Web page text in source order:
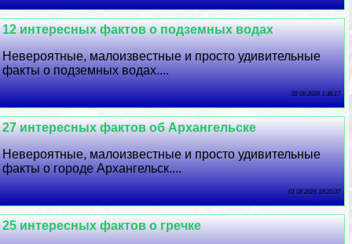
12 интересных фактов о подземных водах
Невероятные, малоизвестные и просто удивительные
факты о подземных водах....
02 08 2026 1:36:17
27 интересных фактов об Архангельске
Невероятные, малоизвестные и просто удивительные
факты о городе Архангельск....
01 08 2026 18:20:37
25 интересных фактов о гречке